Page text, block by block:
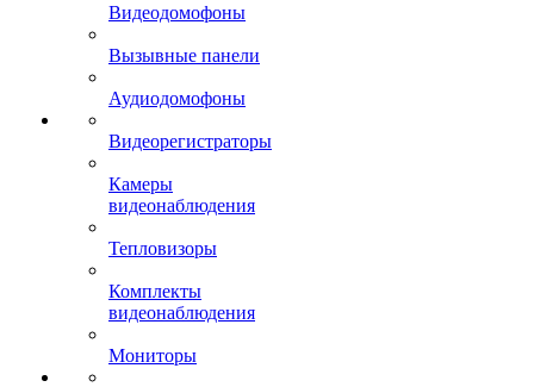
Видеодомофоны
Вызывные панели
Аудиодомофоны
Видеорегистраторы
Камеры
видеонаблюдения
Тепловизоры
Комплекты
видеонаблюдения
Мониторы